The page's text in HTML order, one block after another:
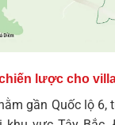
lược cho
gần Quốc lộ 6,